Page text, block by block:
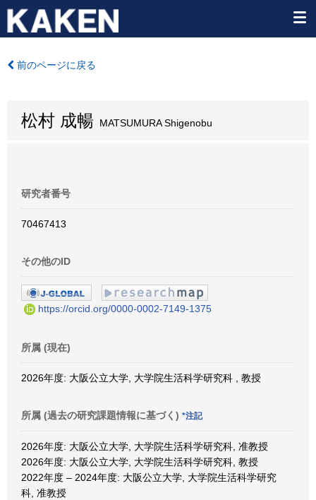
前のページに戻る
松村 成暢 MATSUMURA Shigenobu
研究者番号
70467413
その他のID
https://orcid.org/0000-0002-7149-1375
所属 (現在)
2026年度: 大阪公立大学, 大学院生活科学研究科 , 教授
所属 (過去の研究課題情報に基づく) *注記
2026年度: 大阪公立大学, 大学院生活科学研究科, 准教授
2026年度: 大阪公立大学, 大学院生活科学研究科, 教授
2022年度 – 2024年度: 大阪公立大学, 大学院生活科学研究
科, 准教授